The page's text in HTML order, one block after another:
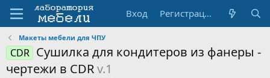
Вход Регистрация
Макеты мебели для ЧПУ
CDR Сушилка для кондитеров из фанеры -
чертежи в CDRv.1